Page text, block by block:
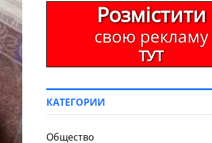
Розмістити
свою рекламу
ТУТ
КАТЕГОРИИ
Общество